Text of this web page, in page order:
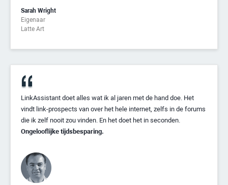
Sarah Wright
Eigenaar
Latte Art
LinkAssistant doet alles wat ik al jaren met de hand doe. Het
vindt link-prospects van over het hele internet, zelfs in de forums
die ik zelf nooit zou vinden. En het doet het in seconden.
Ongelooflijke tijdsbesparing.